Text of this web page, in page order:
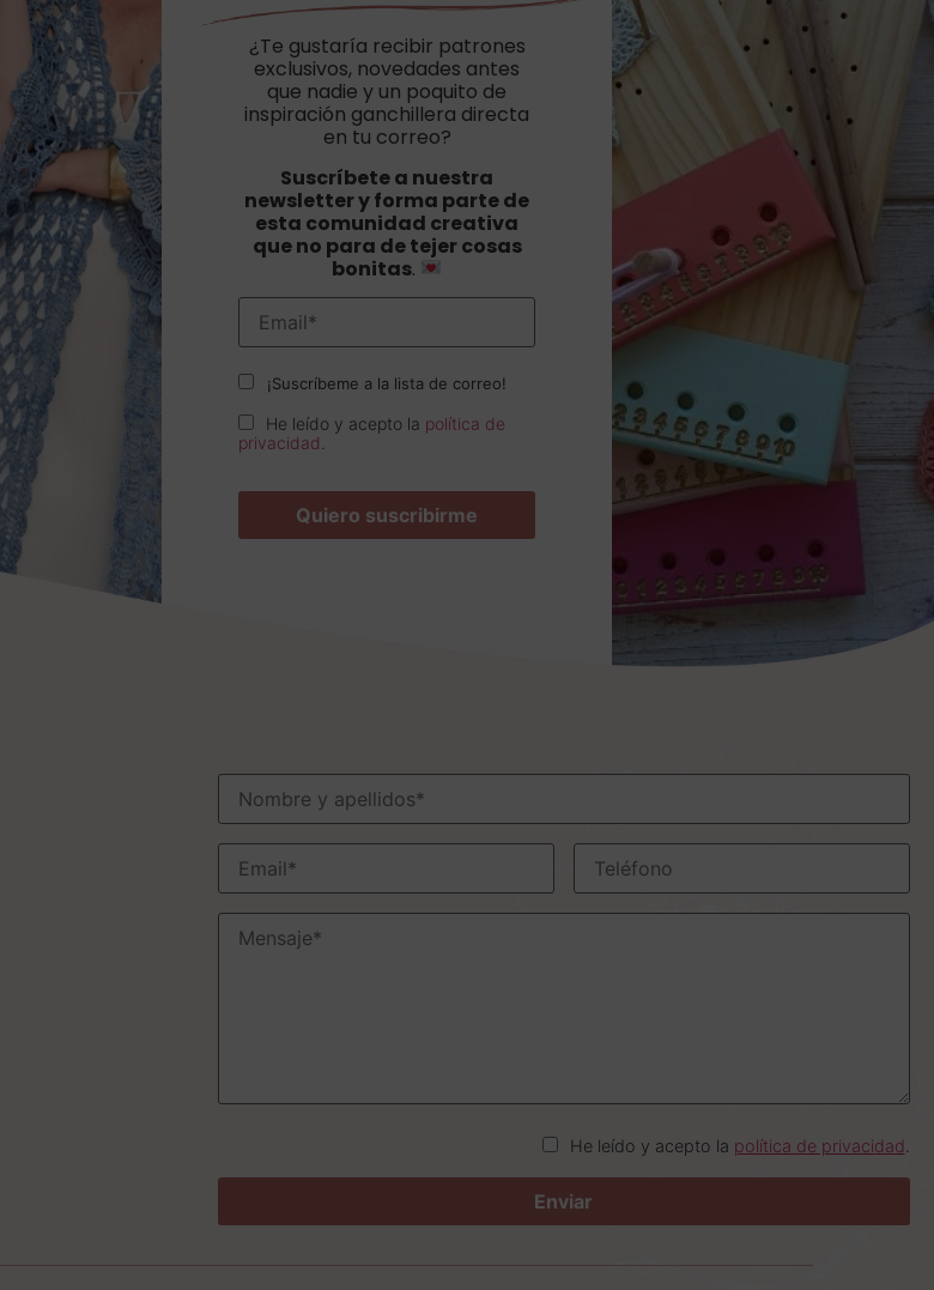
¿Te gustaría recibir patrones
exclusivos, novedades antes
que nadie y un poquito de
inspiración ganchillera directa
en tu correo?
Suscríbete a nuestra
newsletter y forma parte de
esta comunidad creativa
que no para de tejer cosas
bonitas.
¡Suscríbeme a la lista de correo!
He leído y acepto la política de
privacidad
He leído y acepto la política de privacidad